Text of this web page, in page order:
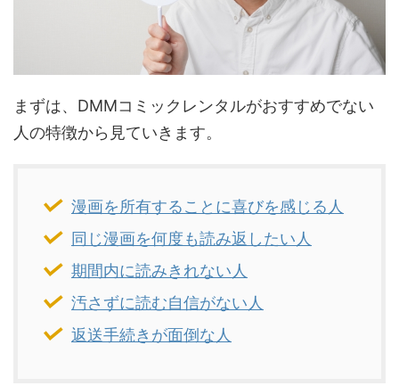
まずは、DMMコミックレンタルがおすすめでない
人の特徴から見ていきます。
漫画を所有することに喜びを感じる人
同じ漫画を何度も読み返したい人
期間内に読みきれない人
汚さずに読む自信がない人
返送手続きが面倒な人